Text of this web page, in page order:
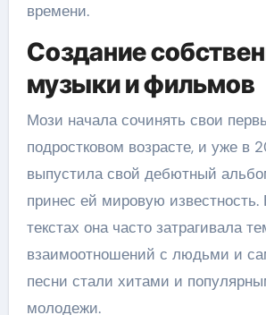
времени.
Создание
музыки и фильмов
Мози начала сочинять свои
подростковом возрасте, и уже в
выпустила свой дебютный
принес ей мировую известность.
текстах она часто затрагивала
взаимоотношений с людьми и
песни стали хитами и
молодежи.